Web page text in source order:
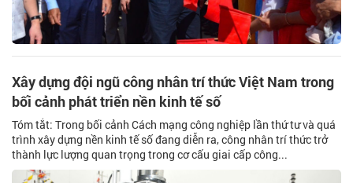
Xây dựng đội ngũ công nhân trí thức Việt Nam trong
bối cảnh phát triển nền kinh tế số
Tóm tắt: Trong bối cảnh Cách mạng công nghiệp lần thứ tư và quá
trình xây dựng nền kinh tế số đang diễn ra, công nhân trí thức trở
thành lực lượng quan trọng trong cơ cấu giai cấp công...